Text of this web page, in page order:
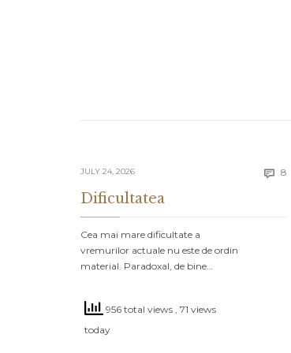
JULY 24, 2026  8
Dificultatea
Cea mai mare dificultate a
vremurilor actuale nu este de ordin
material. Paradoxal, de bine…
956 total views , 71 views
today